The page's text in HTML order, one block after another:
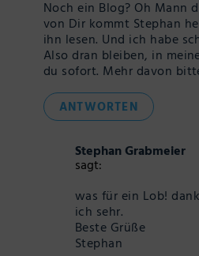
Noch ein Blog? Oh Mann
von Dir kommt Stephan
ihn lesen. Und ich habe
Also dran bleiben, in
du sofort. Mehr davon
ANTWORTEN
Stephan Grabmeier
sagt:
was für ein Lob!
ich sehr.
Beste Grüße
Stephan